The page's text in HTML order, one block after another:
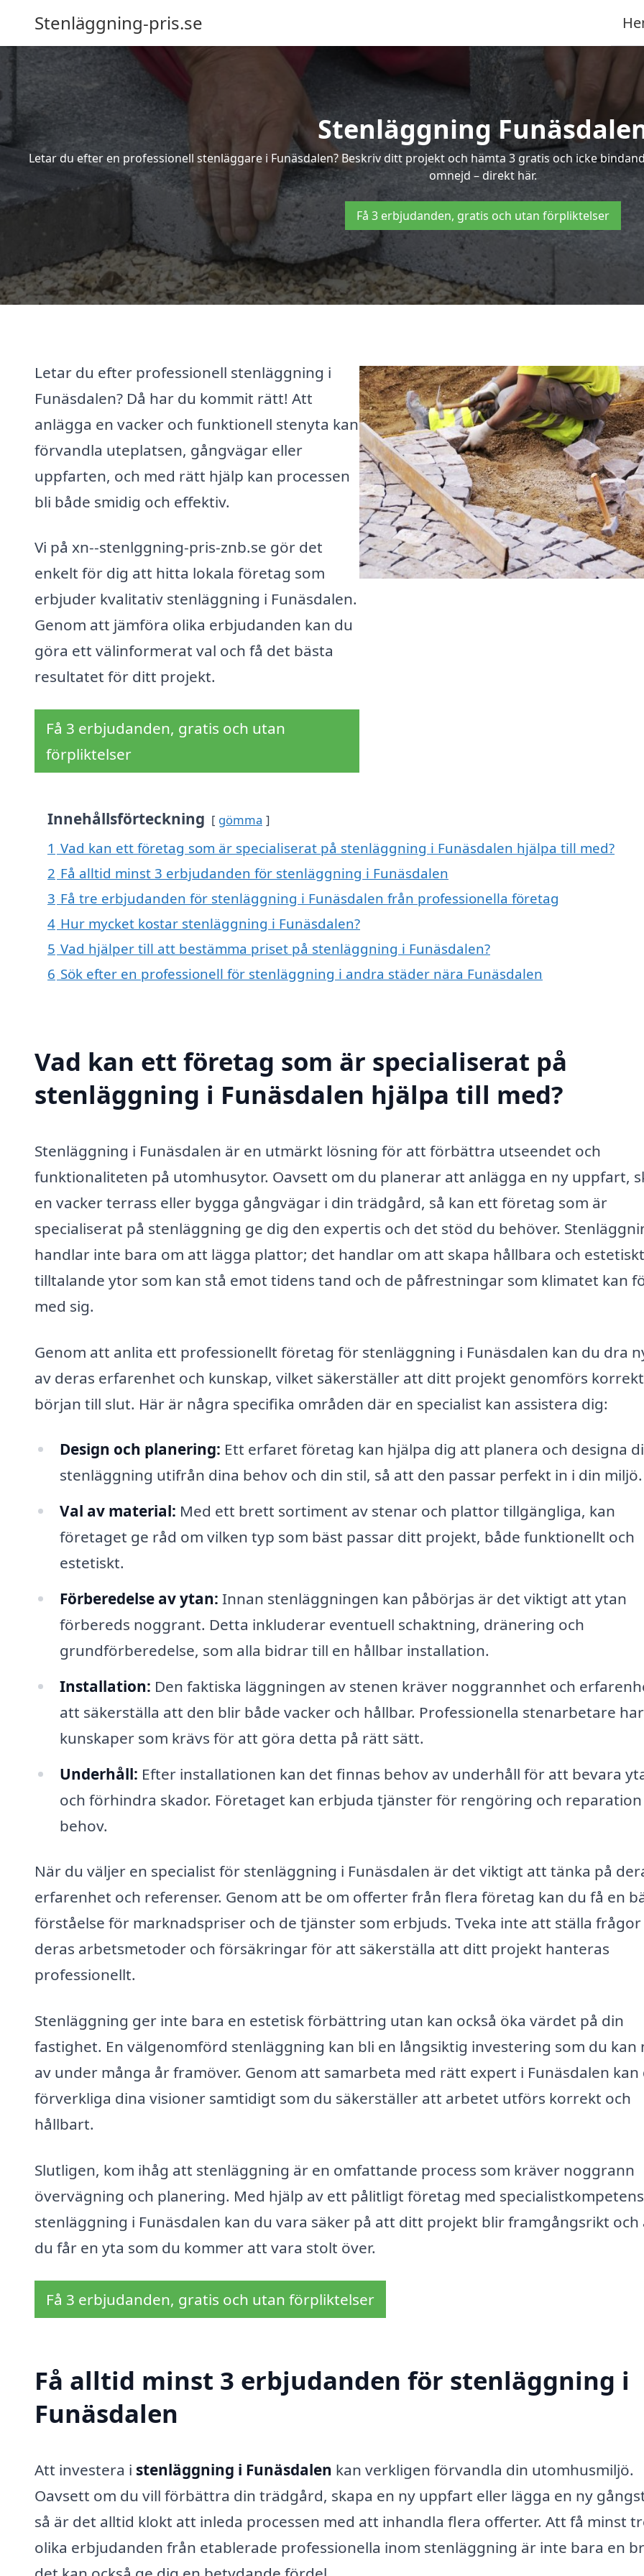
Stenläggning-pris.se
Stenläggning
Letar du efter en professionell stenläggare i Funäsdalen? Beskriv ditt projekt och hämta 3 gratis och icke
omnejd – direkt här.
Få 3 erbjudanden, gratis och utan förpliktelser
Letar du efter professionell stenläggning i
Funäsdalen? Då har du kommit rätt! Att
anlägga en vacker och funktionell stenyta kan
förvandla uteplatsen, gångvägar eller
uppfarten, och med rätt hjälp kan processen
bli både smidig och effektiv.
Vi på xn--stenlggning-pris-znb.se gör det
enkelt för dig att hitta lokala företag som
erbjuder kvalitativ stenläggning i Funäsdalen.
Genom att jämföra olika erbjudanden kan du
göra ett välinformerat val och få det bästa
resultatet för ditt projekt.
Få 3 erbjudanden, gratis och utan
förpliktelser
Innehållsförteckning gömma
1 Vad kan ett företag som är specialiserat på stenläggning i Funäsdalen hjälpa till med?
2 Få alltid minst 3 erbjudanden för stenläggning i Funäsdalen
3 Få tre erbjudanden för stenläggning i Funäsdalen från professionella företag
4 Hur mycket kostar stenläggning i Funäsdalen?
5 Vad hjälper till att bestämma priset på stenläggning i Funäsdalen?
6 Sök efter en professionell för stenläggning i andra städer nära Funäsdalen
Vad kan ett företag som är specialiserat på
stenläggning i Funäsdalen hjälpa till med?
Stenläggning i Funäsdalen är en utmärkt lösning för att förbättra utseendet och
funktionaliteten på utomhusytor. Oavsett om du planerar att anlägga en ny uppfart,
en vacker terrass eller bygga gångvägar i din trädgård, så kan ett företag som är
specialiserat på stenläggning ge dig den expertis och det stöd du behöver.
handlar inte bara om att lägga plattor; det handlar om att skapa hållbara och estetiskt
tilltalande ytor som kan stå emot tidens tand och de påfrestningar som klimatet kan
med sig.
Genom att anlita ett professionellt företag för stenläggning i Funäsdalen kan du dra
av deras erfarenhet och kunskap, vilket säkerställer att ditt projekt genomförs
början till slut. Här är några specifika områden där en specialist kan assistera dig:
Design och planering: Ett erfaret företag kan hjälpa dig att planera och designa
stenläggning utifrån dina behov och din stil, så att den passar perfekt in i din miljö.
Val av material: Med ett brett sortiment av stenar och plattor tillgängliga, kan
företaget ge råd om vilken typ som bäst passar ditt projekt, både funktionellt och
estetiskt.
Förberedelse av ytan: Innan stenläggningen kan påbörjas är det viktigt att ytan
förbereds noggrant. Detta inkluderar eventuell schaktning, dränering och
grundförberedelse, som alla bidrar till en hållbar installation.
Installation: Den faktiska läggningen av stenen kräver noggrannhet och
att säkerställa att den blir både vacker och hållbar. Professionella stenarbetare
kunskaper som krävs för att göra detta på rätt sätt.
Underhåll: Efter installationen kan det finnas behov av underhåll för att bevara
och förhindra skador. Företaget kan erbjuda tjänster för rengöring och reparation
behov.
När du väljer en specialist för stenläggning i Funäsdalen är det viktigt att tänka på
erfarenhet och referenser. Genom att be om offerter från flera företag kan du få en
förståelse för marknadspriser och de tjänster som erbjuds. Tveka inte att ställa
deras arbetsmetoder och försäkringar för att säkerställa att ditt projekt hanteras
professionellt.
Stenläggning ger inte bara en estetisk förbättring utan kan också öka värdet på din
fastighet. En välgenomförd stenläggning kan bli en långsiktig investering som du kan
av under många år framöver. Genom att samarbeta med rätt expert i Funäsdalen kan
förverkliga dina visioner samtidigt som du säkerställer att arbetet utförs korrekt och
hållbart.
Slutligen, kom ihåg att stenläggning är en omfattande process som kräver noggrann
övervägning och planering. Med hjälp av ett pålitligt företag med
stenläggning i Funäsdalen kan du vara säker på att ditt projekt blir framgångsrikt och
du får en yta som du kommer att vara stolt över.
Få 3 erbjudanden, gratis och utan förpliktelser
Få alltid minst 3 erbjudanden för stenläggning i
Funäsdalen
Att investera i stenläggning i Funäsdalen kan verkligen förvandla din utomhusmiljö.
Oavsett om du vill förbättra din trädgård, skapa en ny uppfart eller lägga en ny
så är det alltid klokt att inleda processen med att inhandla flera offerter. Att få minst
olika erbjudanden från etablerade professionella inom stenläggning är inte bara en